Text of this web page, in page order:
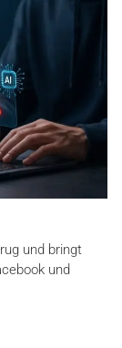
und bringt
und